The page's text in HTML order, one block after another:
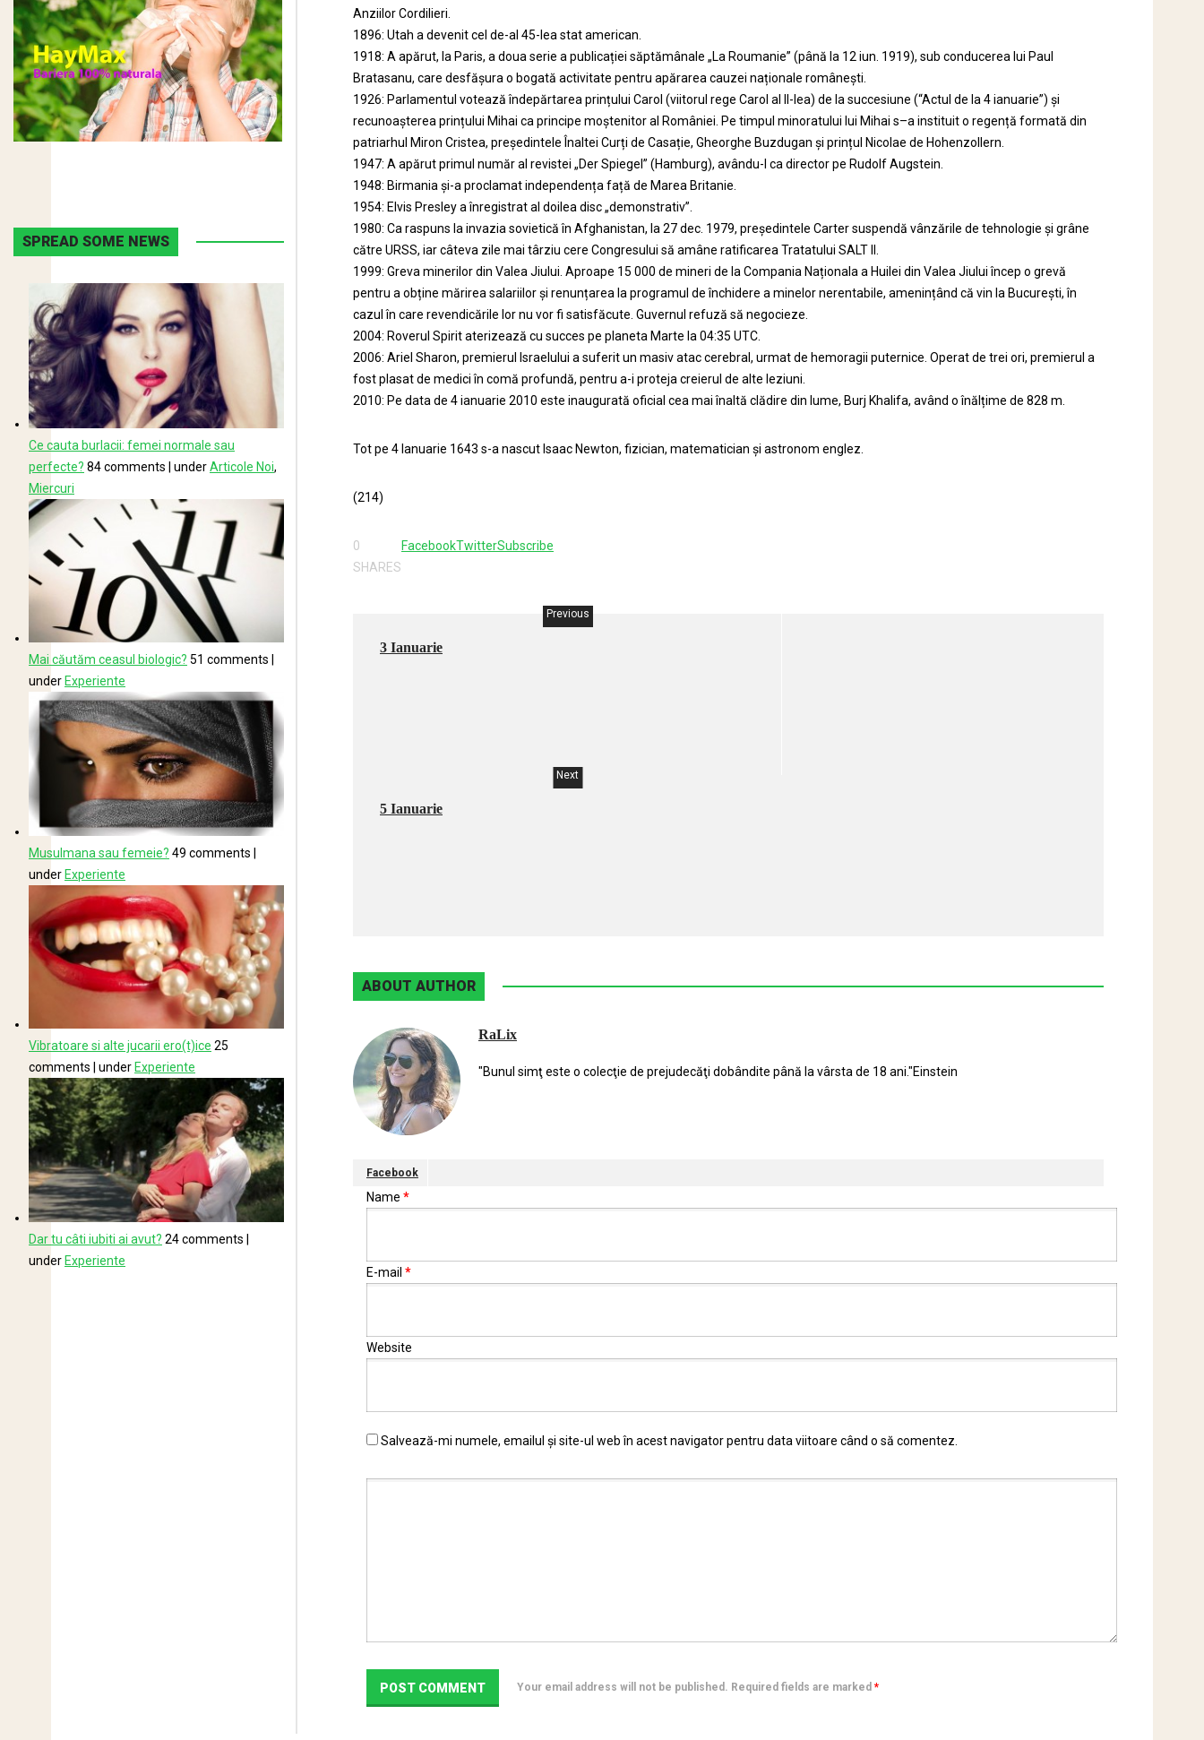
Anziilor Cordilieri.
1896: Utah a devenit cel de-al 45-lea stat american.
1918: A apărut, la Paris, a doua serie a publicației săptămânale „La Roumanie” (până la 12 iun. 1919), sub conducerea lui Paul
Bratasanu, care desfășura o bogată activitate pentru apărarea cauzei naționale românești.
1926: Parlamentul votează îndepărtarea prințului Carol (viitorul rege Carol al II-lea) de la succesiune (“Actul de la 4 ianuarie”) și
recunoașterea prințului Mihai ca principe moștenitor al României. Pe timpul minoratului lui Mihai s–a instituit o regență formată din
patriarhul Miron Cristea, președintele Înaltei Curți de Casație, Gheorghe Buzdugan și prințul Nicolae de Hohenzollern.
1947: A apărut primul număr al revistei „Der Spiegel” (Hamburg), avându-l ca director pe Rudolf Augstein.
1948: Birmania și-a proclamat independența față de Marea Britanie.
1954: Elvis Presley a înregistrat al doilea disc „demonstrativ”.
1980: Ca raspuns la invazia sovietică în Afghanistan, la 27 dec. 1979, președintele Carter suspendă vânzările de tehnologie și grâne
către URSS, iar câteva zile mai târziu cere Congresului să amâne ratificarea Tratatului SALT II.
1999: Greva minerilor din Valea Jiului. Aproape 15 000 de mineri de la Compania Naționala a Huilei din Valea Jiului încep o grevă
pentru a obține mărirea salariilor și renunțarea la programul de închidere a minelor nerentabile, amenințând că vin la București, în
cazul în care revendicările lor nu vor fi satisfăcute. Guvernul refuză să negocieze.
2004: Roverul Spirit aterizează cu succes pe planeta Marte la 04:35 UTC.
2006: Ariel Sharon, premierul Israelului a suferit un masiv atac cerebral, urmat de hemoragii puternice. Operat de trei ori, premierul a
fost plasat de medici în comă profundă, pentru a-i proteja creierul de alte leziuni.
2010: Pe data de 4 ianuarie 2010 este inaugurată oficial cea mai înaltă clădire din lume, Burj Khalifa, având o înălțime de 828 m.
Tot pe 4 Ianuarie 1643 s-a nascut Isaac Newton, fizician, matematician și astronom englez.
(214)
0
SHARES
FacebookTwitterSubscribe
Previous
3 Ianuarie
Next
5 Ianuarie
ABOUT AUTHOR
RaLix
"Bunul simţ este o colecţie de prejudecăţi dobândite până la vârsta de 18 ani."Einstein
Facebook
Name *
E-mail *
Website
Salvează-mi numele, emailul și site-ul web în acest navigator pentru data viitoare când o să comentez.
Your email address will not be published. Required fields are marked *
SPREAD SOME NEWS
Ce cauta burlacii: femei normale sau
perfecte? 84 comments | underArticole Noi,
Miercuri
Mai căutăm ceasul biologic? 51 comments
under Experiente
Musulmana sau femeie? 49 comments |
underExperiente
Vibratoare si alte jucarii ero(t)ice 25
comments
under Experiente
Dar tu câti iubiti ai avut? 24 comments
under Experiente